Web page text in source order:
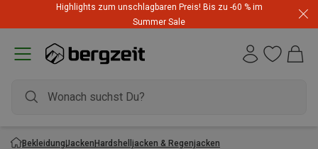
Highlights zum unschlagbaren Preis! Bis zu -60 % im
Summer Sale
BekleidungJackenHardshelljacken & Regenjacken